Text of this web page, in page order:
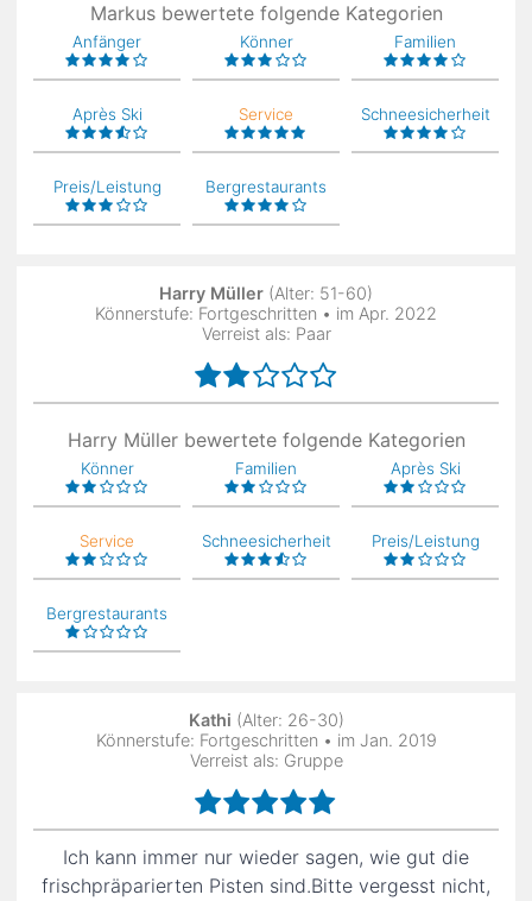
Markus bewertete folgende Kategorien
Anfänger Könner Familien
Après Ski Service Schneesicherheit
Preis/Leistung Bergrestaurants
Harry Müller (Alter: 51-60)
Könnerstufe: Fortgeschritten • im Apr. 2022
Verreist als: Paar
Harry Müller bewertete folgende Kategorien
Könner Familien Après Ski
Service Schneesicherheit Preis/Leistung
Bergrestaurants
Kathi (Alter: 26-30)
Könnerstufe: Fortgeschritten • im Jan. 2019
Verreist als: Gruppe
Ich kann immer nur wieder sagen, wie gut die
frischpräparierten Pisten sind.Bitte vergesst nicht,